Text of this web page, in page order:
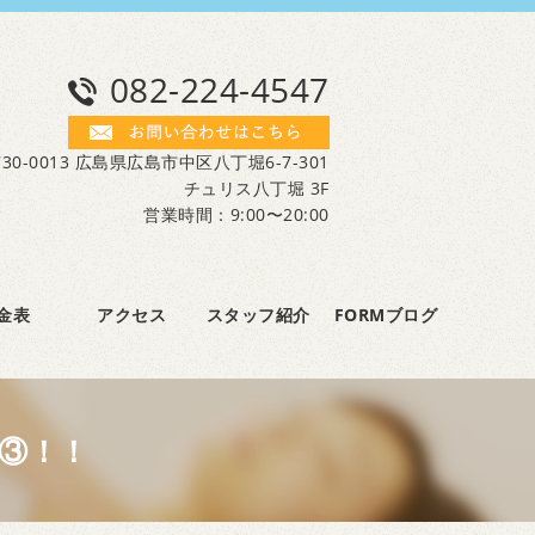
082-224-4547
0013 広島県広島市中区八丁堀6-7-301
チュリス八丁堀 3F
営業時間：9:00〜20:00
表 アクセス スタッフ紹介 FORMブログ
！！